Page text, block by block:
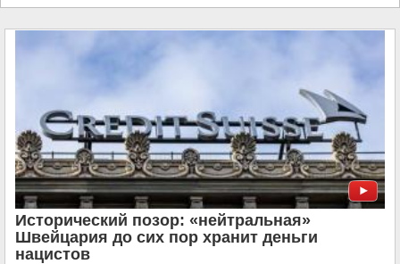
Исторический позор: «нейтральная»
Швейцария до сих пор хранит деньги
нацистов